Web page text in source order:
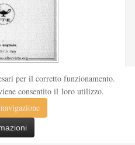
della sera», la novella Tu
nella ...
per il corretto funzionamento.
consentito il loro utilizzo.